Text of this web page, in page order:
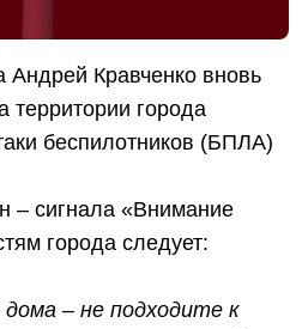
Андрей Кравченко вновь
территории города
беспилотников (БПЛА)
– сигнала «Внимание
города следует:
– не подходите к